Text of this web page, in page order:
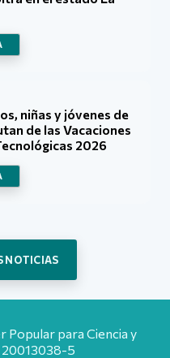
niñas y jóvenes de
de las Vacaciones
2026
NOTICIAS
Popular para Ciencia y
20013038-5